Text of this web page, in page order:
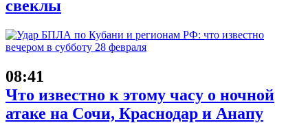
свеклы
08:41
Что известно к этому часу о ночной
атаке на Сочи, Краснодар и Анапу